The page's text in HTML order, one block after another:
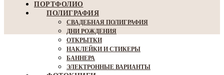
ПОРТФОЛИО
ПОЛИГРАФИЯ
СВАДЕБНАЯ ПОЛИГРАФИЯ
ДНИ РОЖДЕНИЯ
ОТКРЫТКИ
НАКЛЕЙКИ И СТИКЕРЫ
БАННЕРА
ЭЛЕКТРОННЫЕ ВАРИАНТЫ